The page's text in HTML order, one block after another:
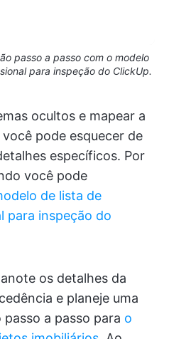
passo a passo com o modelo
para inspeção do ClickUp.
ocultos e mapear a
pode esquecer de
específicos. Por
você pode
de lista de
para inspeção do
os detalhes da
e planeje uma
a passo para o